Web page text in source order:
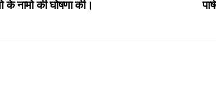
के नामो की घोषणा की।